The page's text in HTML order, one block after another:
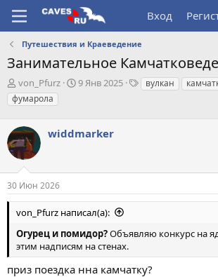
Вход
Путешествия и Краеведение
Занимательное
А
в
т
р
т
е
м
ы
von_Pfurz
Д
н
а
а
9 Янв 2025
Твулкан
фумарола
widdmarker
30 Июн 2026
von_Pfurz написал(а):
Огурец и помидор?Объявляю конкурс на
этим надписям на стенах.
приз поездка нна камчатку?